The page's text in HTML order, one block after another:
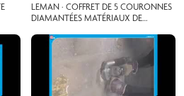
LEMAN · COFFRET DE 5 COURONNES
DIAMANTÉES MATÉRIAUX DE